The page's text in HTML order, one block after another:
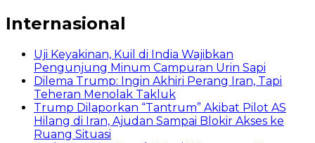
Internasional
Uji Keyakinan, Kuil di India Wajibkan
Pengunjung Minum Campuran Urin Sapi
Dilema Trump: Ingin Akhiri Perang Iran, Tapi
Teheran Menolak Takluk
Trump Dilaporkan “Tantrum” Akibat Pilot AS
Hilang di Iran, Ajudan Sampai Blokir Akses ke
Ruang Situasi